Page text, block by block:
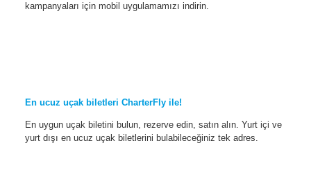
kampanyaları için mobil uygulamamızı indirin.
En ucuz uçak biletleri CharterFly ile!
En uygun uçak biletini bulun, rezerve edin, satın alın. Yurt içi ve
yurt dışı en ucuz uçak biletlerini bulabileceğiniz tek adres.